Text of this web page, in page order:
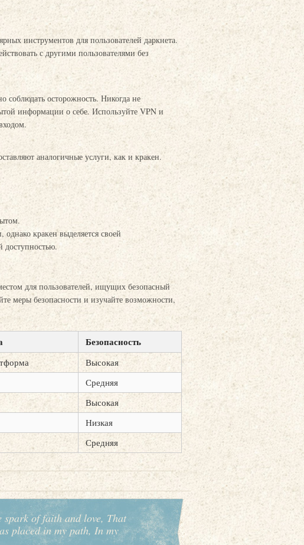
инструментов для пользователей даркнета.
с другими пользователями без
соблюдать осторожность. Никогда не
информации о себе. Используйте VPN и
аналогичные услуги, как и кракен.
кракен выделяется своей
доступностью.
для пользователей, ищущих безопасный
меры безопасности и изучайте возможности,
Безопасность
Высокая
Средняя
Высокая
Низкая
Средняя
spark of faith and love, That
placed in my path, In my